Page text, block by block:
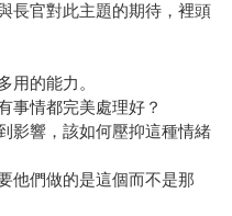
長官對此主題的期待，裡頭
的能力。
情都完美處理好？
響，該如何壓抑這種情緒
們做的是這個而不是那